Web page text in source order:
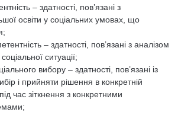
– здатності, пов’язані з
освіти у соціальних умовах, що
– здатності, пов’язані з аналізом
ситуації;
вибору – здатності, пов’язані із
і прийняти рішення в конкретній
час зіткнення з конкретними